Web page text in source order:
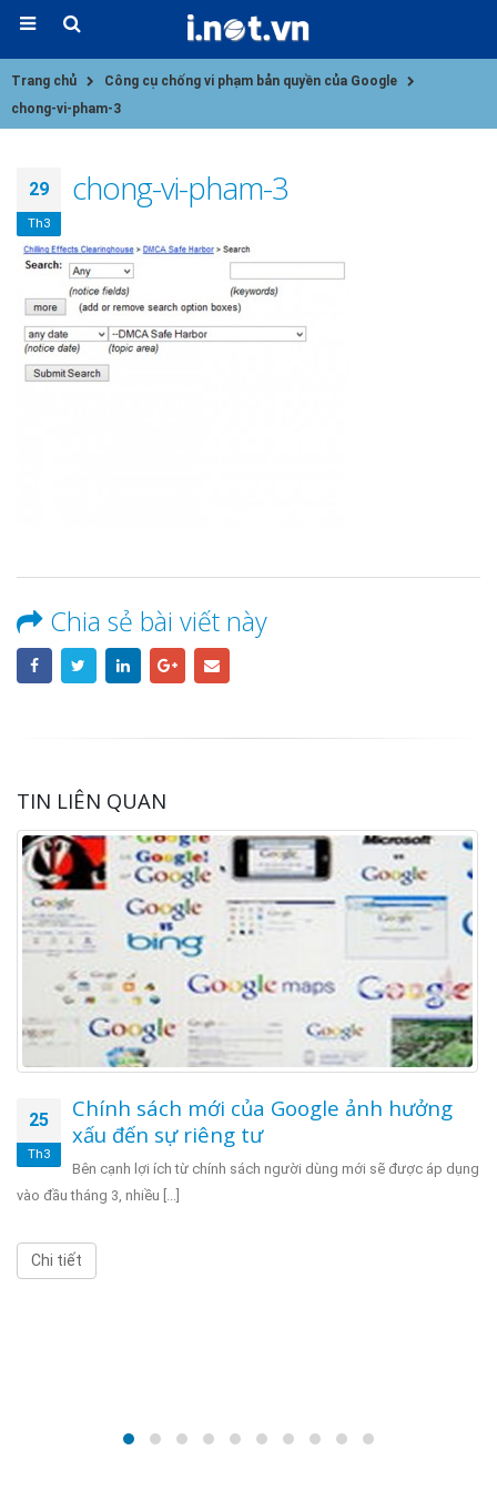
Trang chủ
Công cụ chống vi phạm bản quyền của Google
chong-vi-pham-3
29
Th3
chong-vi-pham-3
Chia sẻ bài viết này
TIN LIÊN QUAN
25
Th3
Chính sách mới của Google ảnh hưởng
xấu đến sự riêng tư
Bên cạnh lợi ích từ chính sách người dùng mới sẽ được áp dụng
vào đầu tháng 3, nhiều [...]
Chi tiết